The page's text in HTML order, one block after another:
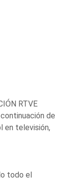
RTVE
de
en televisión,
todo el